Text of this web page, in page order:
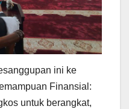
ini ke
Finansial:
untuk berangkat,